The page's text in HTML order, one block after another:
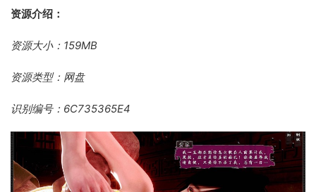
资源介绍：
资源大小：159MB
资源类型：网盘
识别编号：6C735365E4